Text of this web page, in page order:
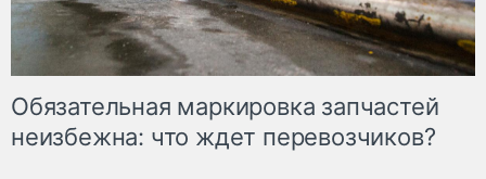
Обязательная маркировка запчастей
неизбежна: что ждет перевозчиков?